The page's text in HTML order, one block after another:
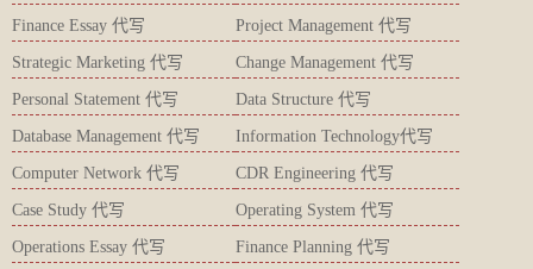
Finance Essay 代写 Project Management 代写
Strategic Marketing 代写 Change Management 代写
Personal Statement 代写 Data Structure 代写
Database Management 代写 Information Technology代写
Computer Network 代写 CDR Engineering 代写
Case Study 代写 Operating System 代写
Operations Essay 代写 Finance Planning 代写